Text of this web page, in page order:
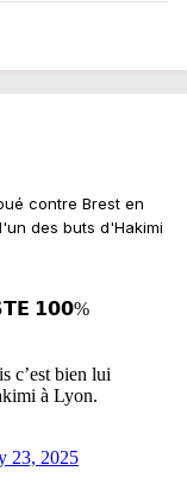
contre Brest en
des buts d'Hakimi